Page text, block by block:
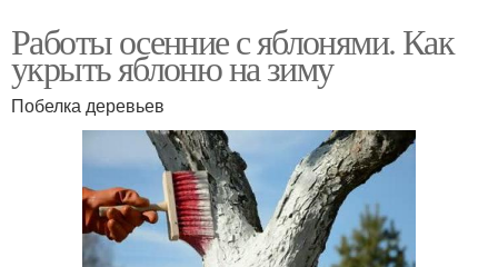
Работы осенние с яблонями. Как
укрыть яблоню на зиму
Побелка деревьев